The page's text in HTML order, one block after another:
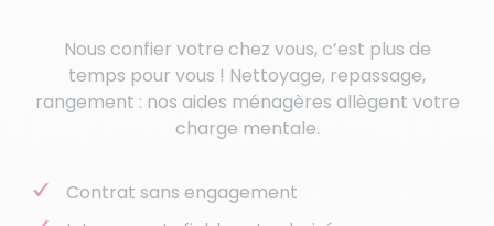
Nous confier votre chez vous, c’est plus de
temps pour vous ! Nettoyage, repassage,
rangement : nos aides ménagères allègent votre
charge mentale.
Contrat sans engagement